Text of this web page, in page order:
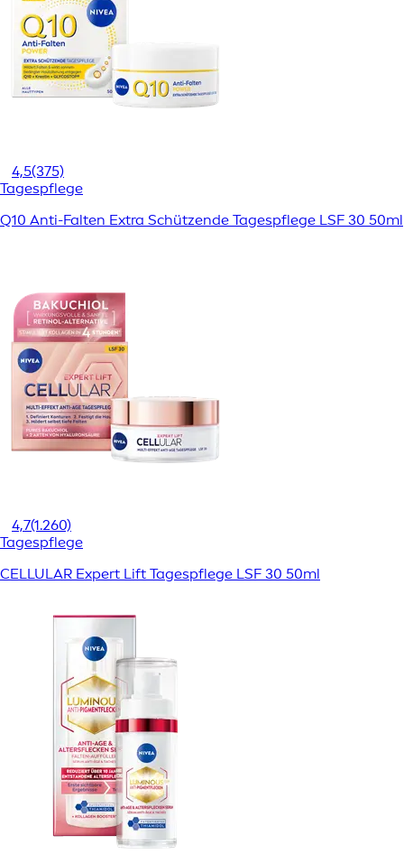
4,5(375)
Tagespflege
Q10 Anti-Falten Extra Schützende Tagespflege LSF 30 50ml
4,7(1.260)
Tagespflege
CELLULAR Expert Lift Tagespflege LSF 30 50ml